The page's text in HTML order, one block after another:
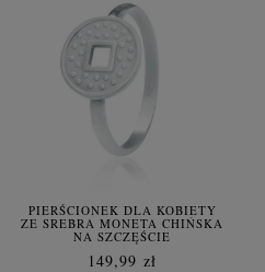
PIERŚCIONEK DLA KOBIETY
ZE SREBRA MONETA CHIŃSKA
NA SZCZĘŚCIE
149,99 zł